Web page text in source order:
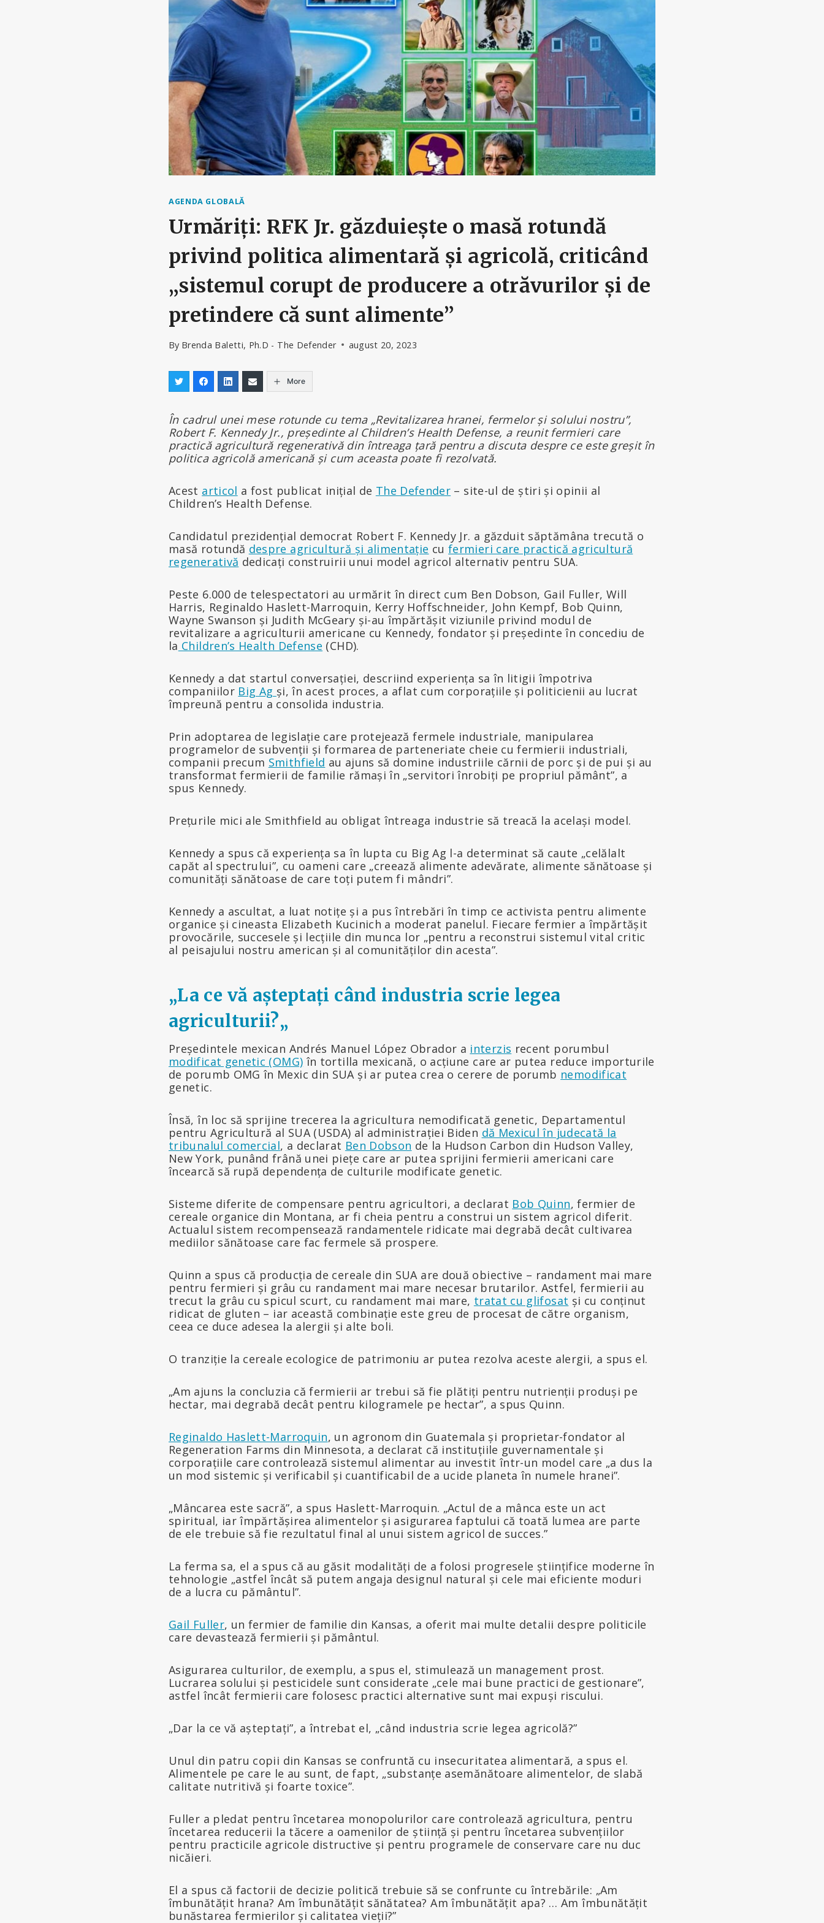
AGENDA GLOBALĂ
Urmăriți: RFK Jr. găzduiește o masă rotundă
privind politica alimentară și agricolă, criticând
„sistemul corupt de producere a otrăvurilor și de
pretindere că sunt alimente”
By Brenda Baletti, Ph.D - The Defender august 20, 2023
More
În cadrul unei mese rotunde cu tema „Revitalizarea hranei, fermelor și solului nostru”,
Robert F. Kennedy Jr., președinte al Children’s Health Defense, a reunit fermieri care
practicăagricultură regenerativă din întreaga țară pentru a discuta despre ce este greșit în
politica agricolă americană și cum aceasta poate fi rezolvată.
Acest articol a fost publicat inițial de The Defender – site-ul de știri și opinii al
Children’s Health Defense.
Candidatul prezidențial democrat Robert F. Kennedy Jr. a găzduit săptămâna trecută o
masă rotundă despre agricultură și alimentație cufermieri care practică agricultură
regenerativă dedicați construirii unui model agricol alternativ pentru SUA.
Peste 6.000 de telespectatori au urmărit în direct cum Ben Dobson, Gail Fuller, Will
Harris, Reginaldo Haslett-Marroquin, Kerry Hoffschneider, John Kempf, Bob Quinn,
Wayne Swanson și Judith McGeary și-au împărtășit viziunile privind modul de
revitalizare a agriculturii americane cu Kennedy, fondator și președinte în concediu de
la Children’s Health Defense (CHD).
Kennedy a dat startul conversației, descriind experiența sa în litigii împotriva
companiilor Big Ag și, în acest proces, a aflat cum corporațiile și politicienii au lucrat
împreună pentru a consolida industria.
Prin adoptarea de legislație care protejează fermele industriale, manipularea
programelor de subvenții și formarea de parteneriate cheie cu fermierii industriali,
companii precum Smithfield au ajuns să domine industriile cărnii de porc și de pui și au
transformat fermierii de familie rămași în „servitori înrobiți pe propriul pământ”, a
spus Kennedy.
Prețurile mici ale Smithfield au obligat întreaga industrie să treacă la același model.
Kennedy a spus că experiența sa în lupta cu Big Ag l-a determinat să caute „celălalt
capăt al spectrului”, cu oameni care „creează alimente adevărate, alimente sănătoase și
comunități sănătoase de care toți putem fi mândri”.
Kennedy a ascultat, a luat notițe și a pus întrebări în timp ce activista pentru alimente
organice și cineasta Elizabeth Kucinich a moderat panelul. Fiecare fermier a împărtășit
provocările, succesele și lecțiile din munca lor „pentru a reconstrui sistemul vital critic
al peisajului nostru american și al comunităților din acesta”.
„La ce vă așteptați când industria scrie legea
agriculturii?„
Președintele mexican Andrés Manuel López Obrador a interzis recent porumbul
modificat genetic (OMG) în tortilla mexicană, o acțiune care ar putea reduce importurile
de porumb OMG în Mexic din SUA și ar putea crea o cerere de porumb nemodificat
genetic.
Însă, în loc să sprijine trecerea la agricultura nemodificată genetic, Departamentul
pentru Agricultură al SUA (USDA) al administrației Biden dă Mexicul în judecată la
tribunalul comercial, a declarat Ben Dobson de la Hudson Carbon din Hudson Valley,
New York, punând frână unei piețe care ar putea sprijini fermierii americani care
încearcă să rupă dependența de culturile modificate genetic.
Sisteme diferite de compensare pentru agricultori, a declarat Bob Quinn, fermier de
cereale organice din Montana, ar fi cheia pentru a construi un sistem agricol diferit.
Actualul sistem recompensează randamentele ridicate mai degrabă decât cultivarea
mediilor sănătoase care fac fermele să prospere.
Quinn a spus că producția de cereale din SUA are două obiective – randament mai mare
pentru fermieri și grâu cu randament mai mare necesar brutarilor. Astfel, fermierii au
trecut la grâu cu spicul scurt, cu randament mai mare, tratat cu glifosat și cu conținut
ridicat de gluten – iar această combinație este greu de procesat de către organism,
ceea ce duce adesea la alergii și alte boli.
O tranziție la cereale ecologice de patrimoniu ar putea rezolva aceste alergii, a spus el.
„Am ajuns la concluzia că fermierii ar trebui să fie plătiți pentru nutrienții produși pe
hectar, mai degrabă decât pentru kilogramele pe hectar”, a spus Quinn.
Reginaldo Haslett-Marroquin, un agronom din Guatemala și proprietar-fondator al
Regeneration Farms din Minnesota, a declarat că instituțiile guvernamentale și
corporațiile care controlează sistemul alimentar au investit într-un model care „a dus la
un mod sistemic și verificabil și cuantificabil de a ucide planeta în numele hranei”.
„Mâncarea este sacră”, a spus Haslett-Marroquin. „Actul de a mânca este un act
spiritual, iar împărtășirea alimentelor și asigurarea faptului că toată lumea are parte
de ele trebuie să fie rezultatul final al unui sistem agricol de succes.”
La ferma sa, el a spus că au găsit modalități de a folosi progresele științifice moderne în
tehnologie „astfel încât să putem angaja designul natural și cele mai eficiente moduri
de a lucra cu pământul”.
Gail Fuller, un fermier de familie din Kansas, a oferit mai multe detalii despre politicile
care devastează fermierii și pământul.
Asigurarea culturilor, de exemplu, a spus el, stimulează un management prost.
Lucrarea solului și pesticidele sunt considerate „cele mai bune practici de gestionare”,
astfel încât fermierii care folosesc practici alternative sunt mai expuși riscului.
„Dar la ce vă așteptați”, a întrebat el, „când industria scrie legea agricolă?”
Unul din patru copii din Kansas se confruntă cu insecuritatea alimentară, a spus el.
Alimentele pe care le au sunt, de fapt, „substanțe asemănătoare alimentelor, de slabă
calitate nutritivă și foarte toxice”.
Fuller a pledat pentru încetarea monopolurilor care controlează agricultura, pentru
încetarea reducerii la tăcere a oamenilor de știință și pentru încetarea subvențiilor
pentru practicile agricole distructive și pentru programele de conservare care nu duc
nicăieri.
El a spus că factorii de decizie politică trebuie să se confrunte cu întrebările: „Am
îmbunătățit hrana? Am îmbunătățit sănătatea? Am îmbunătățit apa? … Am îmbunătățit
bunăstarea fermierilor și calitatea vieții?”